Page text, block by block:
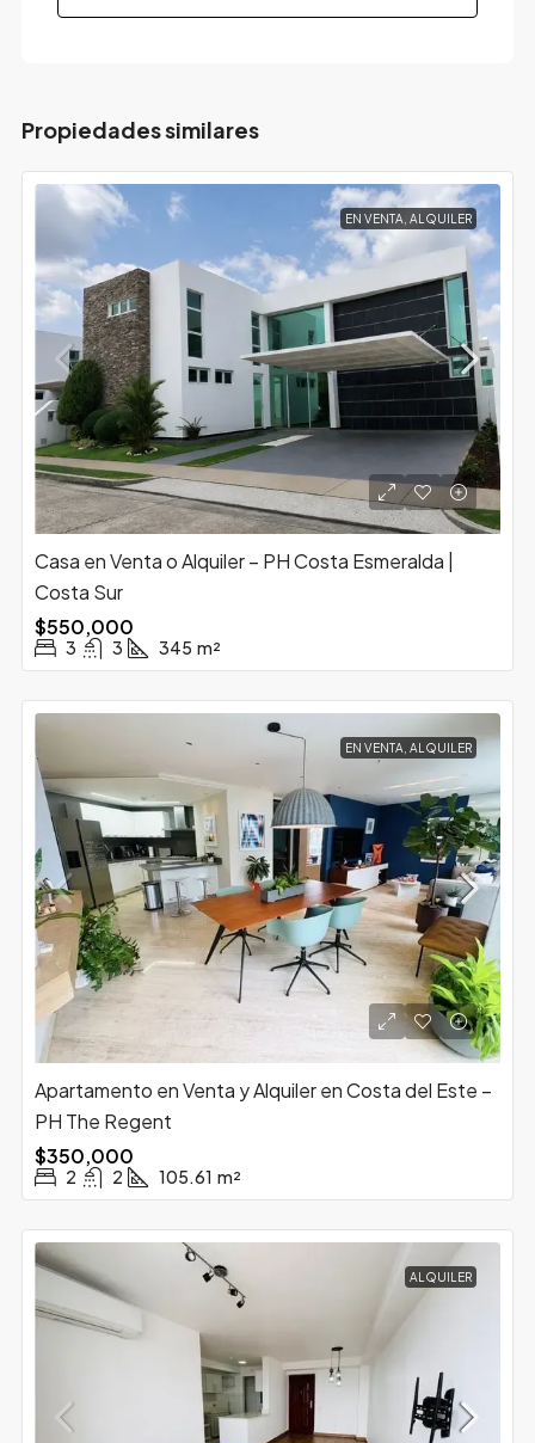
Propiedades similares
EN VENTA, ALQUILER
Casa en Venta o Alquiler – PH Costa Esmeralda |
Costa Sur
$550,000
3 3 345 m²
EN VENTA, ALQUILER
Apartamento en Venta y Alquiler en Costa del Este –
PH The Regent
$350,000
2 2 105.61 m²
ALQUILER